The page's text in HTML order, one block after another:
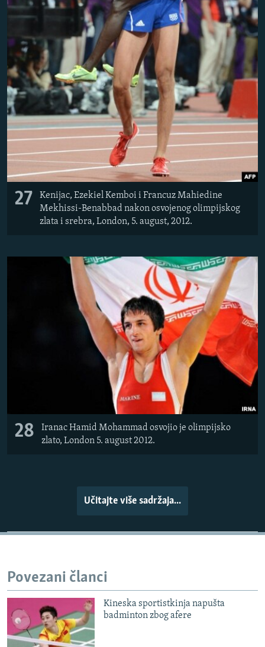
27
Kenijac, Ezekiel Kemboi i Francuz Mahiedine
Mekhissi-Benabbad nakon osvojenog olimpijskog
zlata i srebra, London, 5. august, 2012.
28
Iranac Hamid Mohammad osvojio je olimpijsko
zlato, London 5. august 2012.
Učitajte više sadržaja...
Povezani članci
Kineska sportistkinja napušta
badminton zbog afere